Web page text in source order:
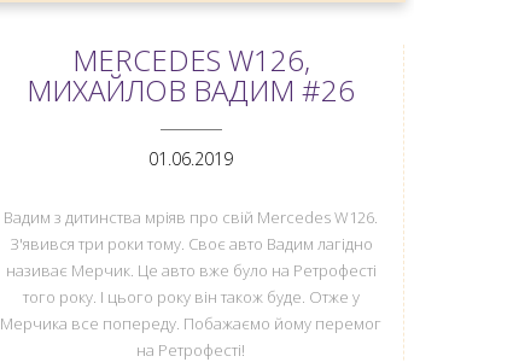
MERCEDES W126,
МИХАЙЛОВ ВАДИМ #26
01.06.2019
Вадим з дитинства мріяв про свій Mercedes W126.
З'явився три роки тому. Своє авто Вадим лагідно
називає Мерчик. Це авто вже було на Ретрофесті
того року. І цього року він також буде. Отже у
Мерчика все попереду. Побажаємо йому перемог
на Ретрофесті!